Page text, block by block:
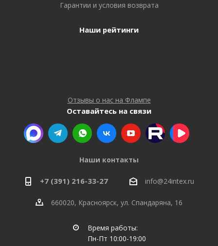
Гарантии и условия возврата
Наши рейтинги
Отзывы о нас на Флампе
Оставайтесь на связи
Наши контакты
+7 (391) 216-33-27 info@24intex.ru
660020, Красноярск, ул. Спандаряна, 16
Время работы:
Пн-Пт 10:00-19:00